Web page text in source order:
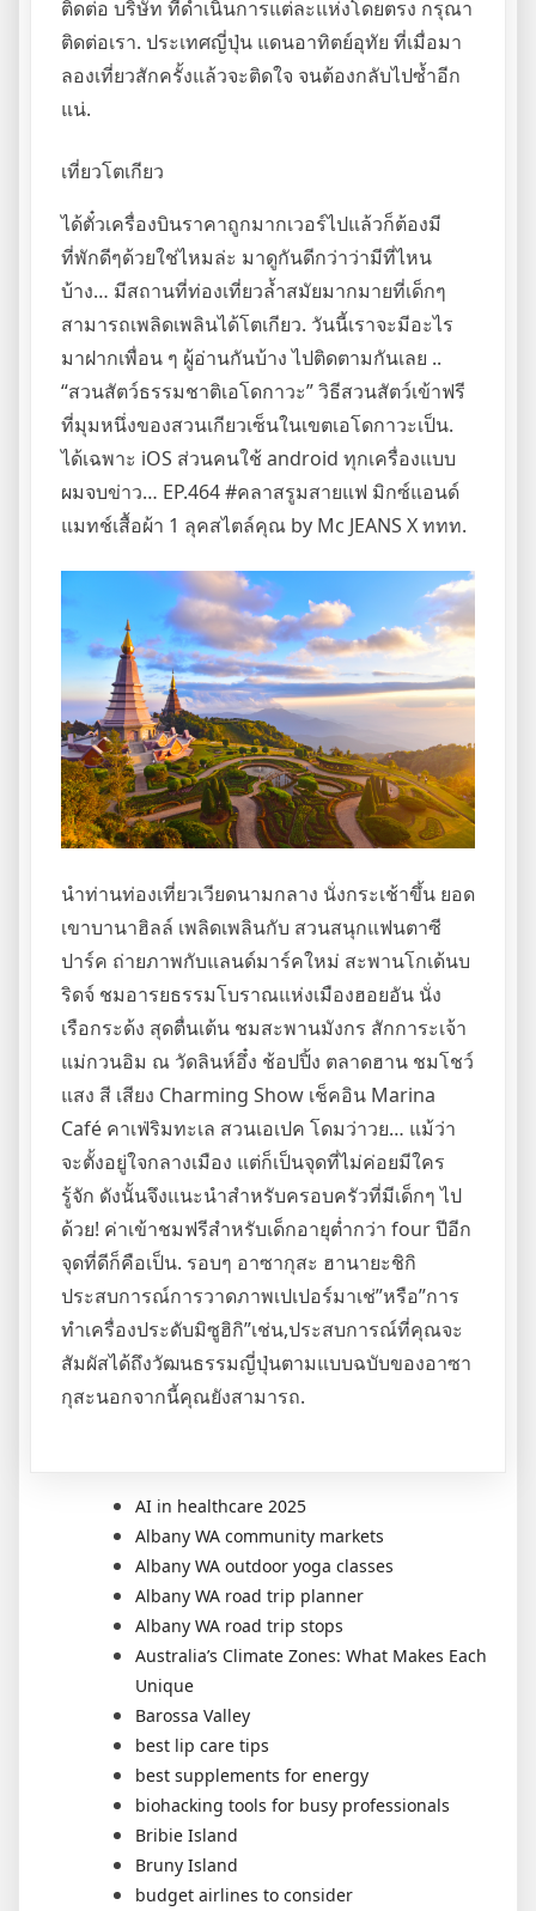
ติดต่อ บริษัท ที่ดำเนินการแต่ละแห่งโดยตรง กรุณา
ติดต่อเรา. ประเทศญี่ปุ่น แดนอาทิตย์อุทัย ที่เมื่อมา
ลองเที่ยวสักครั้งแล้วจะติดใจ จนต้องกลับไปซ้ำอีก
แน่.
เที่ยวโตเกียว
ได้ตั๋วเครื่องบินราคาถูกมากเวอร์ไปแล้วก็ต้องมี
ที่พักดีๆด้วยใช่ไหมล่ะ มาดูกันดีกว่าว่ามีที่ไหน
บ้าง… มีสถานที่ท่องเที่ยวล้ำสมัยมากมายที่เด็กๆ
สามารถเพลิดเพลินได้โตเกียว. วันนี้เราจะมีอะไร
มาฝากเพื่อน ๆ ผู้อ่านกันบ้าง ไปติดตามกันเลย ..
“สวนสัตว์ธรรมชาติเอโดกาวะ” วิธีสวนสัตว์เข้าฟรี
ที่มุมหนึ่งของสวนเกียวเซ็นในเขตเอโดกาวะเป็น.
ได้เฉพาะ iOS ส่วนคนใช้ android ทุกเครื่องแบบ
ผมจบข่าว… EP.464 #คลาสรูมสายแฟ มิกซ์แอนด์
แมทช์เสื้อผ้า 1 ลุคสไตล์คุณ by Mc JEANS X ททท.
นำท่านท่องเที่ยวเวียดนามกลาง นั่งกระเช้าขึ้น ยอด
เขาบานาฮิลล์ เพลิดเพลินกับ สวนสนุกแฟนตาซี
ปาร์ค ถ่ายภาพกับแลนด์มาร์คใหม่ สะพานโกเด้นบ
ริดจ์ ชมอารยธรรมโบราณแห่งเมืองฮอยอัน นั่ง
เรือกระด้ง สุดตื่นเต้น ชมสะพานมังกร สักการะเจ้า
แม่กวนอิม ณ วัดลินห์อึ๋ง ช้อปปิ้ง ตลาดฮาน ชมโชว์
แสง สี เสียง Charming Show เช็คอิน Marina
Café คาเฟ่ริมทะเล สวนเอเปค โดมว่าวย… แม้ว่า
จะตั้งอยู่ใจกลางเมือง แต่ก็เป็นจุดที่ไม่ค่อยมีใคร
รู้จัก ดังนั้นจึงแนะนำสำหรับครอบครัวที่มีเด็กๆ ไป
ด้วย! ค่าเข้าชมฟรีสำหรับเด็กอายุต่ำกว่า four ปีอีก
จุดที่ดีก็คือเป็น. รอบๆ อาซากุสะ ฮานายะชิกิ
ประสบการณ์การวาดภาพเปเปอร์มาเช่”หรือ”การ
ทำเครื่องประดับมิซูฮิกิ”เช่น,ประสบการณ์ที่คุณจะ
สัมผัสได้ถึงวัฒนธรรมญี่ปุ่นตามแบบฉบับของอาซา
กุสะนอกจากนี้คุณยังสามารถ.
AI in healthcare 2025
Albany WA community markets
Albany WA outdoor yoga classes
Albany WA road trip planner
Albany WA road trip stops
Australia’s Climate Zones: What Makes Each
Unique
Barossa Valley
best lip care tips
best supplements for energy
biohacking tools for busy professionals
Bribie Island
Bruny Island
budget airlines to consider